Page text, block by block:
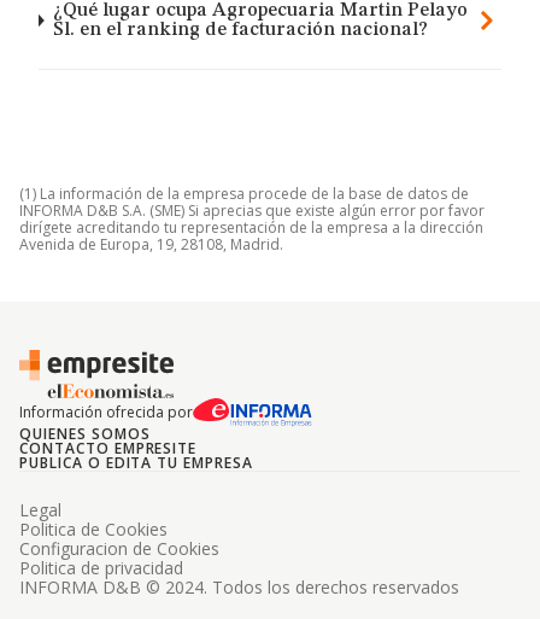
¿Qué lugar ocupa Agropecuaria Martin Pelayo
Sl. en el ranking de facturación nacional?
(1) La información de la empresa procede de la base de datos de
INFORMA D&B S.A. (SME) Si aprecias que existe algún error por favor
dirígete acreditando tu representación de la empresa a la dirección
Avenida de Europa, 19, 28108, Madrid.
Información ofrecida por
QUIENES SOMOS
CONTACTO EMPRESITE
PUBLICA O EDITA TU EMPRESA
INFORMA D&B © 2024. Todos los derechos reservados
Legal
Politica de Cookies
Configuracion de Cookies
Politica de privacidad